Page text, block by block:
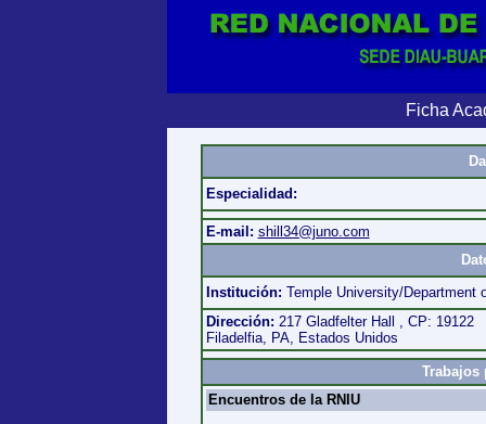
Ficha
Especialidad:
E-mail: shill34@juno.com
Institución: Temple University/Department
Dirección: 217 Gladfelter Hall , CP: 19122
Filadelfia, PA, Estados Unidos
Trabajos
Encuentros de la RNIU